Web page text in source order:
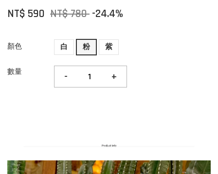
NT$ 590 NT$ 780 -24.4%
顏色 白 粉 紫
數量 - +